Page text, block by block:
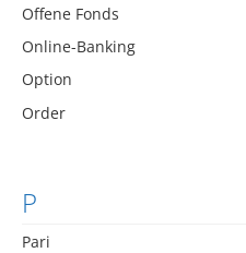
Offene Fonds
Online-Banking
Option
Order
P
Pari